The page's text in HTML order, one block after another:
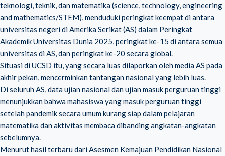
teknologi, teknik, dan matematika (science, technology, engineering
and mathematics/STEM), menduduki peringkat keempat di antara
universitas negeri di Amerika Serikat (AS) dalam Peringkat
Akademik Universitas Dunia 2025, peringkat ke-15 di antara semua
universitas di AS, dan peringkat ke-20 secara global.
Situasi di UCSD itu, yang secara luas dilaporkan oleh media AS pada
akhir pekan, mencerminkan tantangan nasional yang lebih luas.
Di seluruh AS, data ujian nasional dan ujian masuk perguruan tinggi
menunjukkan bahwa mahasiswa yang masuk perguruan tinggi
setelah pandemik secara umum kurang siap dalam pelajaran
matematika dan aktivitas membaca dibanding angkatan-angkatan
sebelumnya.
Menurut hasil terbaru dari Asesmen Kemajuan Pendidikan Nasional